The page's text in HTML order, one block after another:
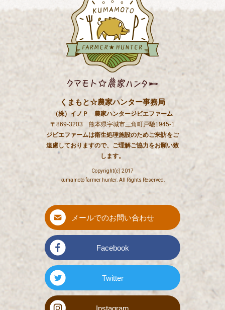
くまもと☆農家ハンター事務局
（株）イノＰ 農家ハンタージビエファーム
〒869-3203 熊本県宇城市三角町戸馳1945-1
ジビエファームは衛生処理施設のためご来訪をご
遠慮しておりますので、ご理解ご協力をお願い致
します。
Copyright(c) 2017
kumamoto farmer hunter. All Rights Reserved.
メールでのお問い合わせ
Facebook
Twitter
Instagram